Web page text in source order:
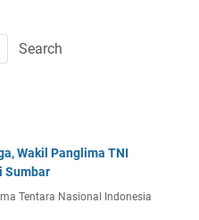
Wakil Panglima TNI
Sumbar
Tentara Nasional Indonesia